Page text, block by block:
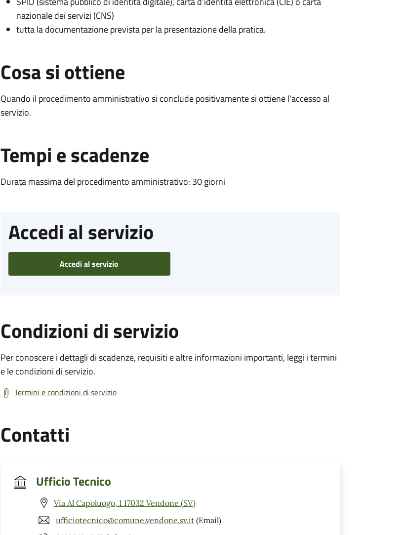
nazionale dei servizi (CNS)
tutta la documentazione prevista per la presentazione della pratica.
Cosa si ottiene
Quando il procedimento amministrativo si conclude positivamente si ottiene l'accesso al
servizio.
Tempi e scadenze
Durata massima del procedimento amministrativo: 30 giorni
Accedi al servizio
Accedi al servizio
Condizioni di servizio
Per conoscere i dettagli di scadenze, requisiti e altre informazioni importanti, leggi i termini
e le condizioni di servizio.
Termini e condizioni di servizio
Contatti
Ufficio Tecnico
Via Al Capoluogo, 1 17032 Vendone (SV)
ufficiotecnico@comune.vendone.sv.it (Email)